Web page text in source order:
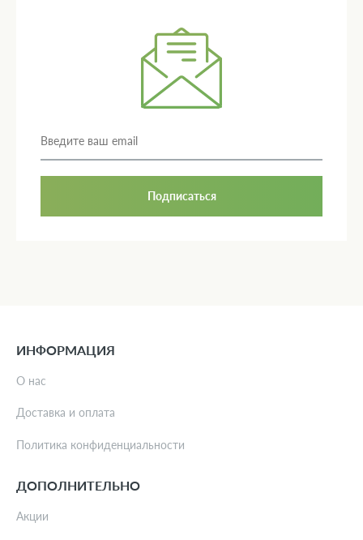
Подписаться
ИНФОРМАЦИЯ
О нас
Доставка и оплата
Политика конфиденциальности
ДОПОЛНИТЕЛЬНО
Акции